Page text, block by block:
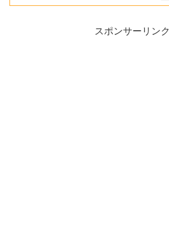
スポンサーリンク